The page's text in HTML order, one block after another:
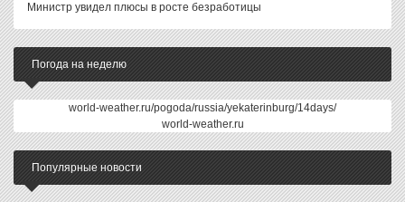
Министр увидел плюсы в росте безработицы
Погода на неделю
world-weather.ru/pogoda/russia/yekaterinburg/14days/
world-weather.ru
Популярные новости